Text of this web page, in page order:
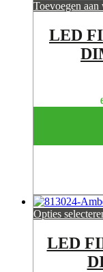
Toevoegen
LED
Opties
LED